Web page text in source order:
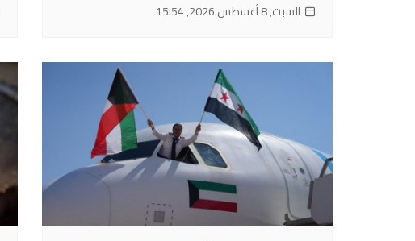
السبت, 8 أغسطس 2026, 15:54